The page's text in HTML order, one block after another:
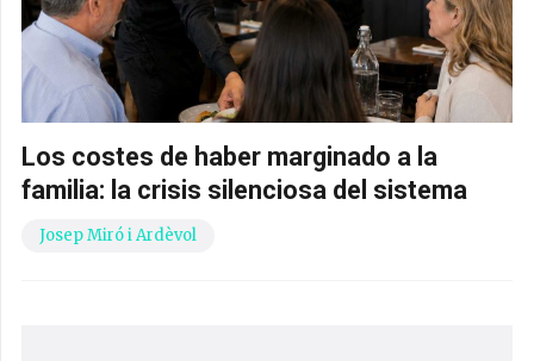
Los costes de haber marginado a la
familia: la crisis silenciosa del sistema
Josep Miró i Ardèvol